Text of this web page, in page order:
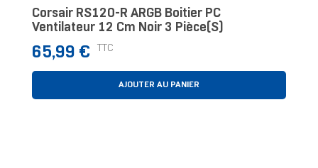
Corsair RS120-R ARGB Boitier PC
Ventilateur 12 Cm Noir 3 Pièce(s)
Prix
65,99 € TTC
AJOUTER AU PANIER